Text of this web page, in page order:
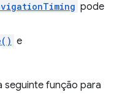
pode
e
seguinte função para